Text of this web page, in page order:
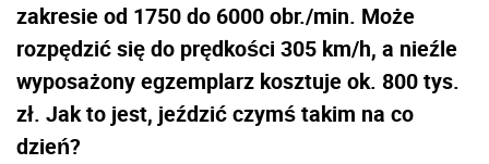
zakresie od 1750 do 6000 obr./min. Może
rozpędzić się do prędkości 305 km/h, a nieźle
wyposażony egzemplarz kosztuje ok. 800 tys.
zł. Jak to jest, jeździć czymś takim na co
dzień?